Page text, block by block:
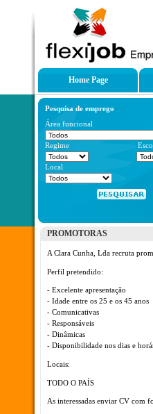
Home Page
Pesquisa de emprego
Área funcional
Regime
Local
PROMOTORAS
A Clara Cunha, Lda recruta
Perfil pretendido:
- Excelente apresentação
- Idade entre os 25 e os 45 anos
- Comunicativas
- Responsáveis
- Dinâmicas
- Disponibilidade nos dias e
Locais:
TODO O PAÍS
As interessadas enviar CV com